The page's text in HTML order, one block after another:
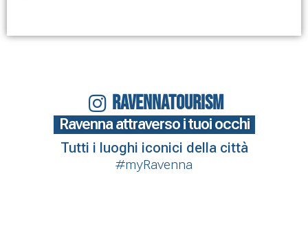
RAVENNATOURISM
Ravenna attraverso i tuoi occhi
Tutti i luoghi iconici della città
#myRavenna